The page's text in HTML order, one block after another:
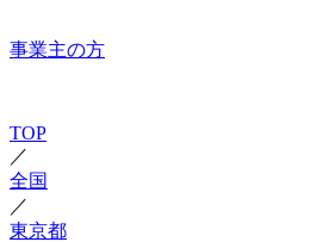
事業主の方
TOP
／
全国
／
東京都